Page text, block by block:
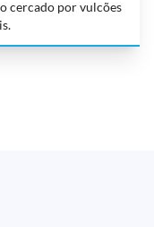
cercado por vulcões